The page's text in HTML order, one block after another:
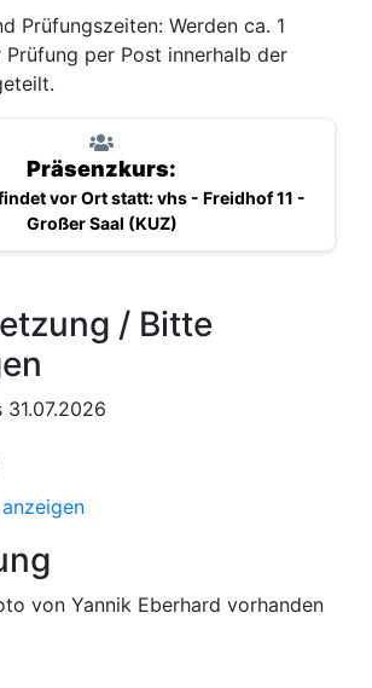
Prüfungszeiten: Werden ca. 1
per Post innerhalb der
Präsenzkurs:
vor Ort statt: vhs - Freidhof 11 -
Großer Saal (KUZ)
/ Bitte